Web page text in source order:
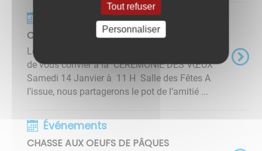
Événements
CEREMONIE DES VOEUX
Le Maire et le Conseil Municipal ont le plaisir
de vous convier à la CÉRÉMONIE DES VŒUX
Samedi 14 Janvier à 11 H Salle des Fêtes A
l’issue, nous partagerons le pot de l’amitié ...
Événements
CHASSE AUX OEUFS DE PÂQUES
Tout refuser
Personnaliser